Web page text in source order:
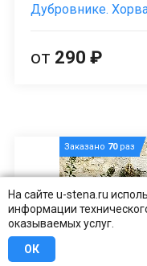
На сайте u-stena.ru
информации
оказываемых услуг.
ОК
Дубровнике.
от 290 ₽
Заказано 70раз